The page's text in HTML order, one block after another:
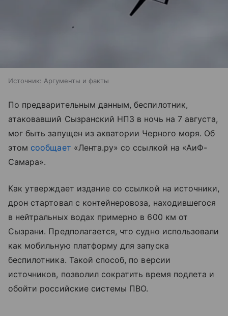
Источник: Аргументы и факты
По предварительным данным, беспилотник,
атаковавший Сызранский НПЗ в ночь на 7 августа,
мог быть запущен из акватории Черного моря. Об
этом сообщает «Лента.ру» со ссылкой на «АиФ-
Самара».
Как утверждает издание со ссылкой на источники,
дрон стартовал с контейнеровоза, находившегося
в нейтральных водах примерно в 600 км от
Сызрани. Предполагается, что судно использовали
как мобильную платформу для запуска
беспилотника. Такой способ, по версии
источников, позволил сократить время подлета и
обойти российские системы ПВО.